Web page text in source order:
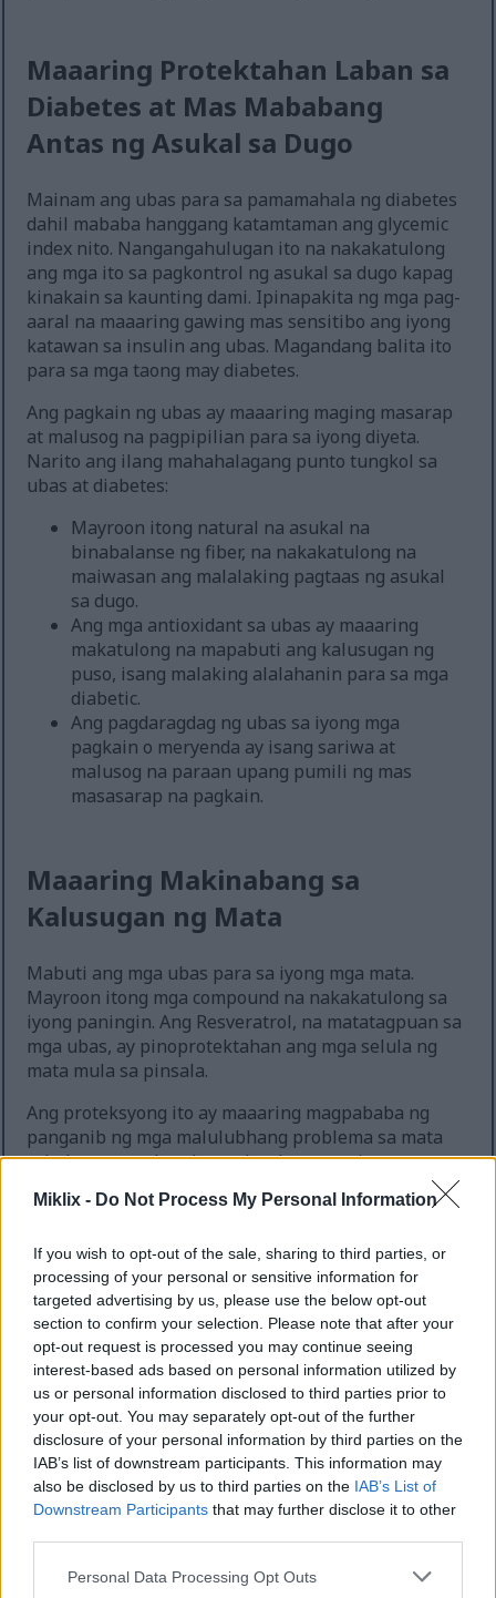
Miklix - Do Not Process My Personal Information
If you wish to opt-out of the sale, sharing to third parties, or
processing of your personal or sensitive information for
targeted advertising by us, please use the below opt-out
section to confirm your selection. Please note that after your
opt-out request is processed you may continue seeing
interest-based ads based on personal information utilized by
us or personal information disclosed to third parties prior to
your opt-out. You may separately opt-out of the further
disclosure of your personal information by third parties on the
IAB’s list of downstream participants. This information may
also be disclosed by us to third parties on the IAB’s List of
Downstream Participants that may further disclose it to other
Please note that this website/app uses one or more Google
Personal Data Processing Opt Outs
Maaaring Protektahan Laban sa
Diabetes at Mas Mababang
Antas ng Asukal sa Dugo
Mainam ang ubas para sa pamamahala ng diabetes
dahil mababa hanggang katamtaman ang glycemic
index nito. Nangangahulugan ito na nakakatulong
ang mga ito sa pagkontrol ng asukal sa dugo kapag
kinakain sa kaunting dami. Ipinapakita ng mga pag-
aaral na maaaring gawing mas sensitibo ang iyong
katawan sa insulin ang ubas. Magandang balita ito
para sa mga taong may diabetes.
Ang pagkain ng ubas ay maaaring maging masarap
at malusog na pagpipilian para sa iyong diyeta.
Narito ang ilang mahahalagang punto tungkol sa
ubas at diabetes:
Mayroon itong natural na asukal na
binabalanse ng fiber, na nakakatulong na
maiwasan ang malalaking pagtaas ng asukal
sa dugo.
Ang mga antioxidant sa ubas ay maaaring
makatulong na mapabuti ang kalusugan ng
puso, isang malaking alalahanin para sa mga
diabetic.
Ang pagdaragdag ng ubas sa iyong mga
pagkain o meryenda ay isang sariwa at
malusog na paraan upang pumili ng mas
masasarap na pagkain.
Maaaring Makinabang sa
Kalusugan ng Mata
Mabuti ang mga ubas para sa iyong mga mata.
Mayroon itong mga compound na nakakatulong sa
iyong paningin. Ang Resveratrol, na matatagpuan sa
mga ubas, ay pinoprotektahan ang mga selula ng
mata mula sa pinsala.
Ang proteksyong ito ay maaaring magpababa ng
panganib ng mga malulubhang problema sa mata
tulad ng age-related macular degeneration.
Ang mga ubas ay mayroon ding mga antioxidant
mga ito na harangan ang mapaminsalang asul na
liwanag at mabawasan ang stress sa mata. Ang
madalas na pagkain ng ubas ay maaaring
magpabuti sa kalusugan ng iyong mata.